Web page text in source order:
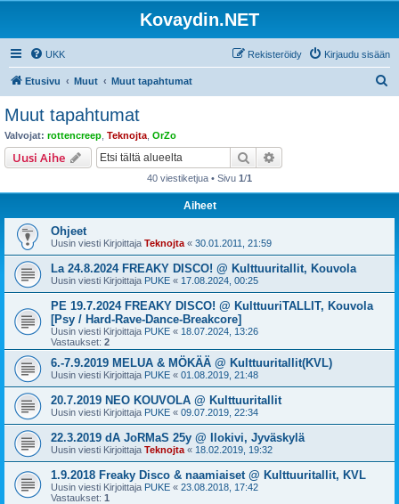
Kovaydin.NET
UKK Kirjaudu sisään
Rekisteröidy
Etusivu Muut Muut tapahtumat
Muut tapahtumat
Valvojat: rottencreep Teknojta OrZo
Uusi Aihe Etsi
40 viestiketjua • Sivu 1/1
Aiheet
Ohjeet
Uusin viesti Kirjoittaja Teknojta « 30.01.2011, 21:59
La 24.8.2024 FREAKY DISCO! @ Kulttuuritallit, Kouvola
Uusin viesti Kirjoittaja PUKE « 17.08.2024, 00:25
PE 19.7.2024 FREAKY DISCO! @ KulttuuriTALLIT, Kouvola
[Psy / Hard-Rave-Dance-Breakcore]
Uusin viesti Kirjoittaja PUKE « 18.07.2024, 13:26
Vastaukset: 2
6.-7.9.2019 MELUA & MÖKÄÄ @ Kulttuuritallit(KVL)
Uusin viesti Kirjoittaja PUKE « 01.08.2019, 21:48
20.7.2019 NEO KOUVOLA @ Kulttuuritallit
Uusin viesti Kirjoittaja PUKE « 09.07.2019, 22:34
22.3.2019 dA JoRMaS 25y @ Ilokivi, Jyväskylä
Uusin viesti Kirjoittaja Teknojta « 18.02.2019, 19:32
1.9.2018 Freaky Disco & naamiaiset @ Kulttuuritallit, KVL
Uusin viesti Kirjoittaja PUKE « 23.08.2018, 17:42
Vastaukset: 1